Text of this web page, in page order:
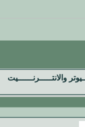
والانتـــــرنــــــيت